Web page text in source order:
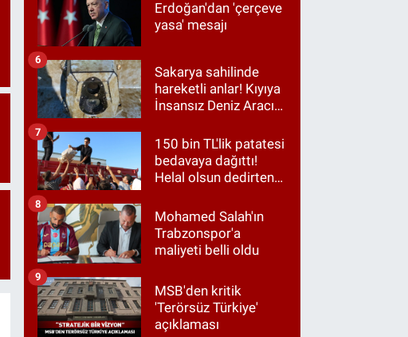
Erdoğan'dan 'çerçeve
yasa' mesajı
Sakarya sahilinde
hareketli anlar! Kıyıya
İnsansız Deniz Aracı
6
150 bin TL'lik patatesi
bedavaya dağıttı!
Helal olsun dedirten
7
Mohamed Salah'ın
Trabzonspor'a
maliyeti belli oldu
8
MSB'den kritik
'Terörsüz Türkiye'
açıklaması
9